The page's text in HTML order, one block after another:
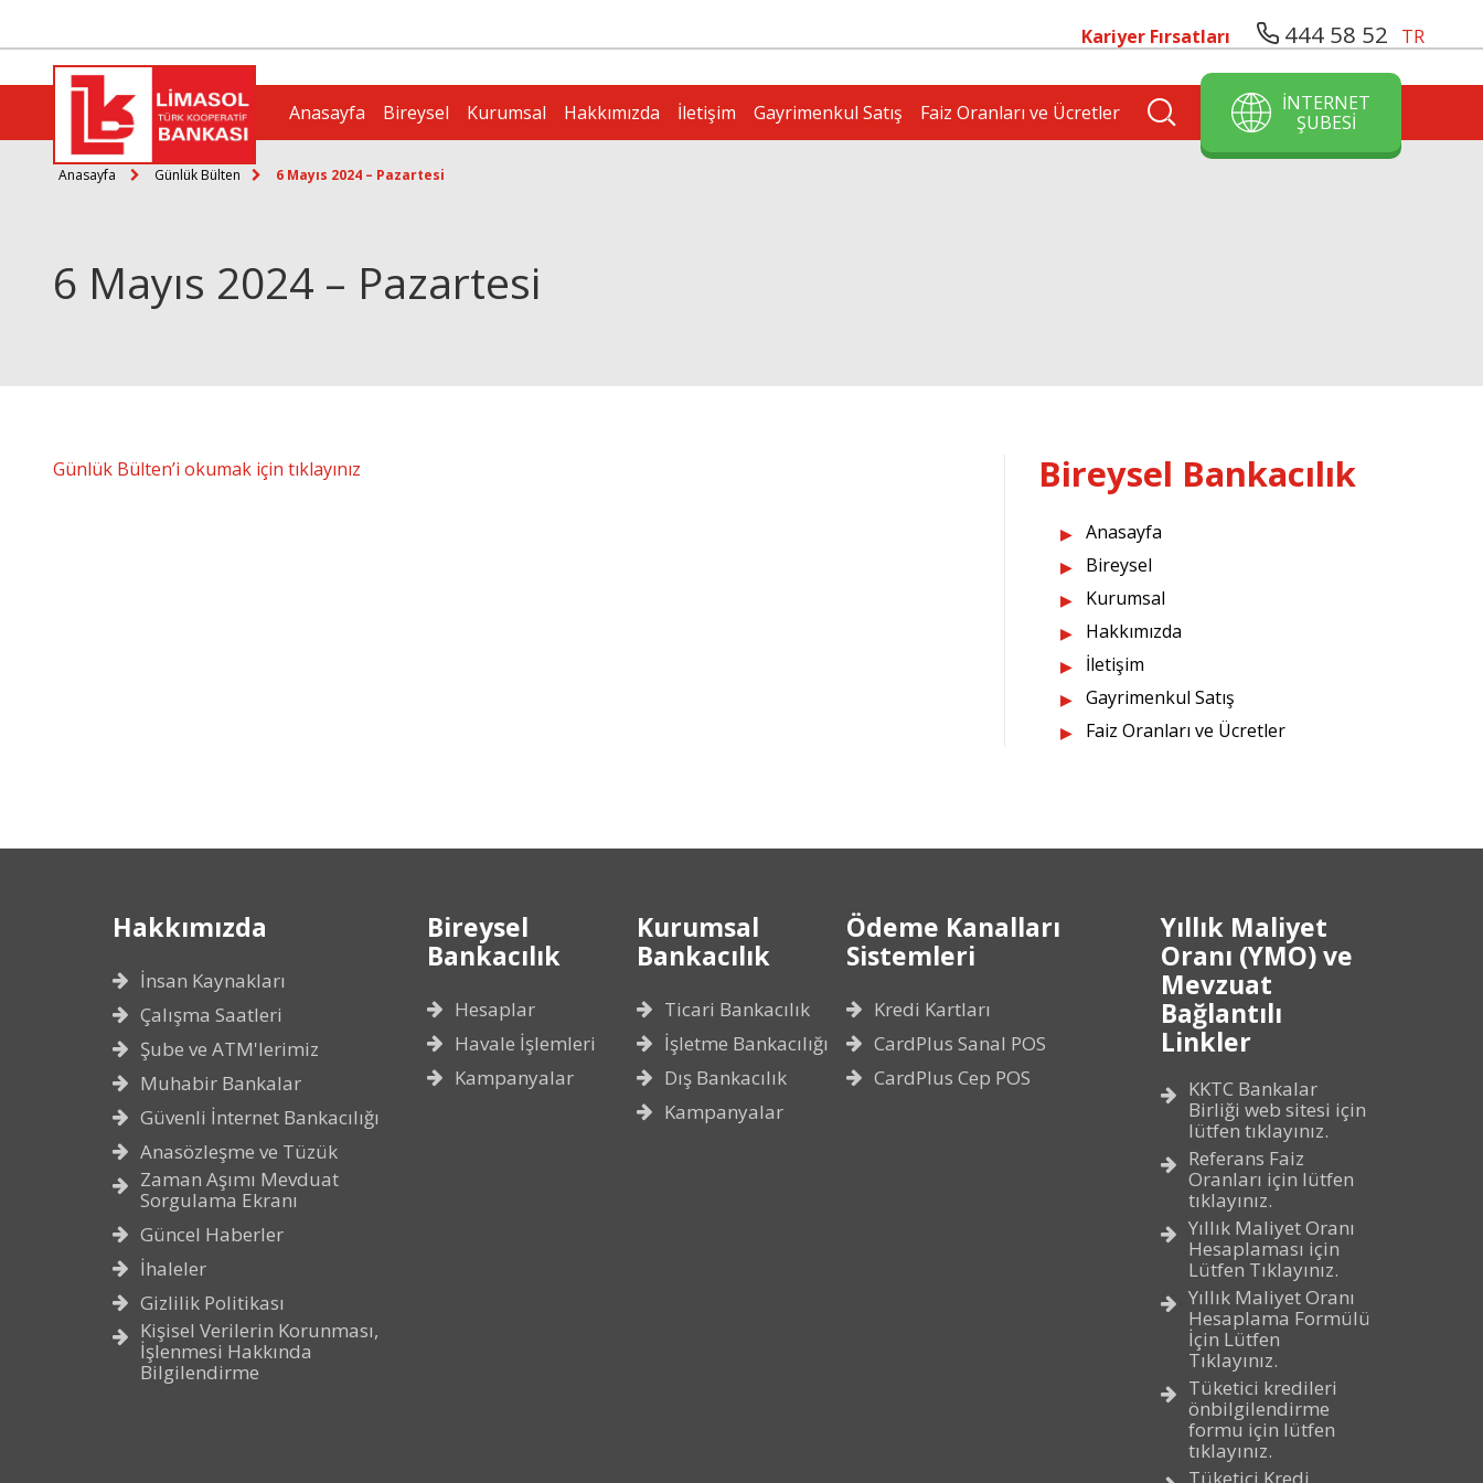
Kariyer Fırsatları 444 58 52 TR
Anasayfa Bireysel Kurumsal Hakkımızda İletişim Gayrimenkul Satış Faiz Oranları ve Ücretler
İNTERNET
ŞUBESİ
Anasayfa Günlük Bülten 6 Mayıs 2024 – Pazartesi
6 Mayıs 2024 – Pazartesi
Günlük Bülten’i okumak için tıklayınız Bireysel Bankacılık
Anasayfa
Bireysel
Kurumsal
Hakkımızda
İletişim
Gayrimenkul Satış
Faiz Oranları ve Ücretler
Hakkımızda
İnsan Kaynakları
Çalışma Saatleri
Şube ve ATM'lerimiz
Muhabir Bankalar
Güvenli İnternet Bankacılığı
Anasözleşme ve Tüzük
Zaman Aşımı Mevduat
Sorgulama Ekranı
Güncel Haberler
İhaleler
Gizlilik Politikası
Kişisel Verilerin Korunması,
İşlenmesi Hakkında
Bilgilendirme
Bireysel
Bankacılık
Hesaplar
Havale İşlemleri
Kampanyalar
Kurumsal
Bankacılık
Ticari Bankacılık
İşletme Bankacılığı
Dış Bankacılık
Kampanyalar
Ödeme Kanalları
Sistemleri
Kredi Kartları
CardPlus Sanal POS
CardPlus Cep POS
Yıllık Maliyet
Oranı (YMO) ve
Mevzuat
Bağlantılı
Linkler
KKTC Bankalar
Birliği web sitesi için
lütfen tıklayınız.
Referans Faiz
Oranları için lütfen
tıklayınız.
Yıllık Maliyet Oranı
Hesaplaması için
Lütfen Tıklayınız.
Yıllık Maliyet Oranı
Hesaplama Formülü
İçin Lütfen
Tıklayınız.
Tüketici kredileri
önbilgilendirme
formu için lütfen
tıklayınız.
Tüketici Kredi